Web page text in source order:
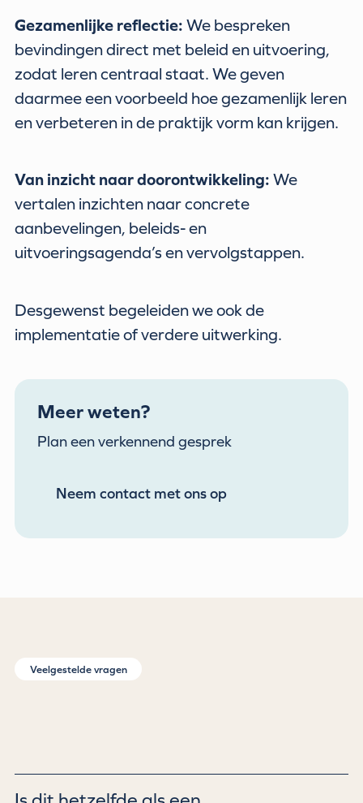
Meer weten?
Plan een verkennend gesprek
Neem contact met ons op
Gezamenlijke reflectie:We bespreken
bevindingen direct met beleid en uitvoering,
zodat leren centraal staat. We geven
daarmee een voorbeeld hoe gezamenlijk leren
en verbeteren in de praktijk vorm kan krijgen.
Van inzicht naar doorontwikkeling:We
vertalen inzichten naar concrete
aanbevelingen, beleids- en
uitvoeringsagenda’s en vervolgstappen.
Desgewenst begeleiden we ook de
implementatie of verdere uitwerking.
Veelgestelde vragen